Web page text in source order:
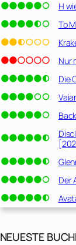
H
To
Nur
Die
Der
NEUESTE